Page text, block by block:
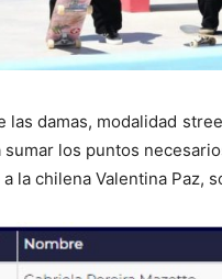
damas, modalidad
los puntos
la chilena Valentina Paz,